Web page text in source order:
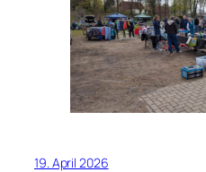
19. April 2026